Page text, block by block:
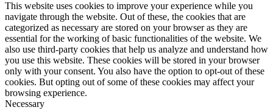
This website uses cookies to improve your experience while you
navigate through the website. Out of these, the cookies that are
categorized as necessary are stored on your browser as they are
essential for the working of basic functionalities of the website. We
also use third-party cookies that help us analyze and understand how
you use this website. These cookies will be stored in your browser
only with your consent. You also have the option to opt-out of these
cookies. But opting out of some of these cookies may affect your
browsing experience.
Necessary